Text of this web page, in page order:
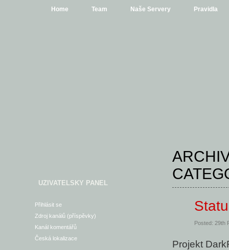
Home Team Naše Servery Pravidla
UZIVATELSKY PANEL
Přihlásit se
Zdroj kanálů (příspěvky)
Kanál komentářů
Česká lokalizace
Posted: 29th
Projekt